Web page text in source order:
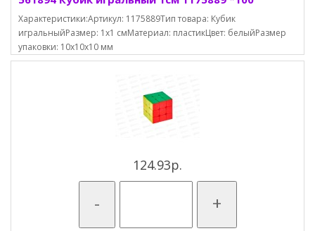
Характеристики:Артикул: 1175889Тип товара: Кубик
игральныйРазмер: 1х1 смМатериал: пластикЦвет: белыйРазмер
упаковки: 10х10х10 мм
124.93р.
- +